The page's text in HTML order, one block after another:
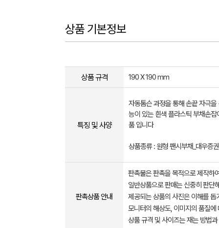
상품 기본정보
상품 규격 190 X 190 mm
특징 및 사양
자동톰슨 과정을 통해 손끝 자극을
능이 있는 흰색 플라스틱 부채손잡
품 입니다
상품종류 : 원형 팬시부채_대우증권
판촉상품 안내
판촉물은 판촉을 목적으로 제작하
일반상품으로 판매는 신중히 판단
제공되는 상품의 사진은 이해를
모니터의 해상도, 이미지의 품질
상품 규격 및 사이즈는 재는 방법